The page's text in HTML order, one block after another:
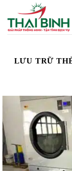
qua
nội
LƯU TRỮ